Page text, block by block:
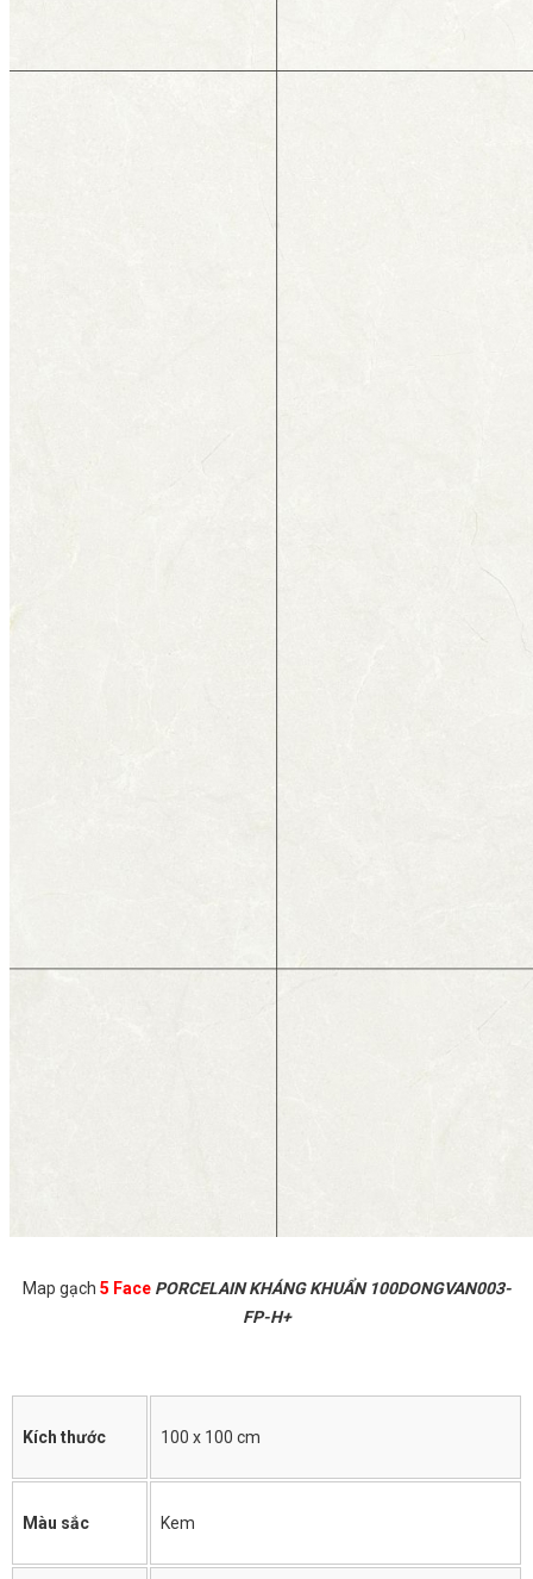
Map gạch 5 Face PORCELAIN KHÁNG KHUẨN 100DONGVAN003-
FP-H+
Kích thước 100 x 100 cm
Màu sắc Kem